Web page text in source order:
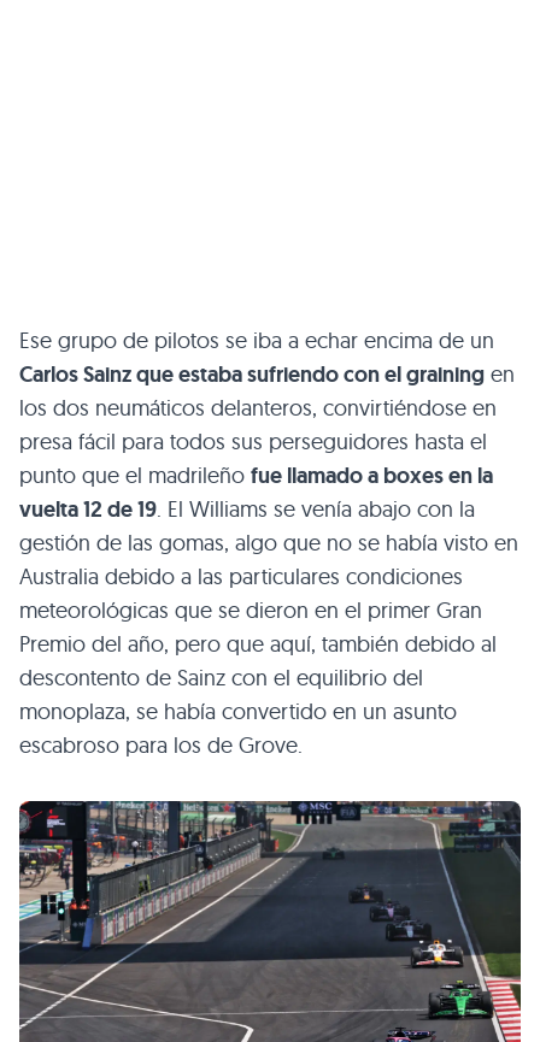
Ese grupo de pilotos se iba a echar encima de un
Carlos Sainz que estaba sufriendo con el graining en
los dos neumáticos delanteros, convirtiéndose en
presa fácil para todos sus perseguidores hasta el
punto que el madrileño fue llamado a boxes en la
vuelta 12 de 19. El Williams se venía abajo con la
gestión de las gomas, algo que no se había visto en
Australia debido a las particulares condiciones
meteorológicas que se dieron en el primer Gran
Premio del año, pero que aquí, también debido al
descontento de Sainz con el equilibrio del
monoplaza, se había convertido en un asunto
escabroso para los de Grove.